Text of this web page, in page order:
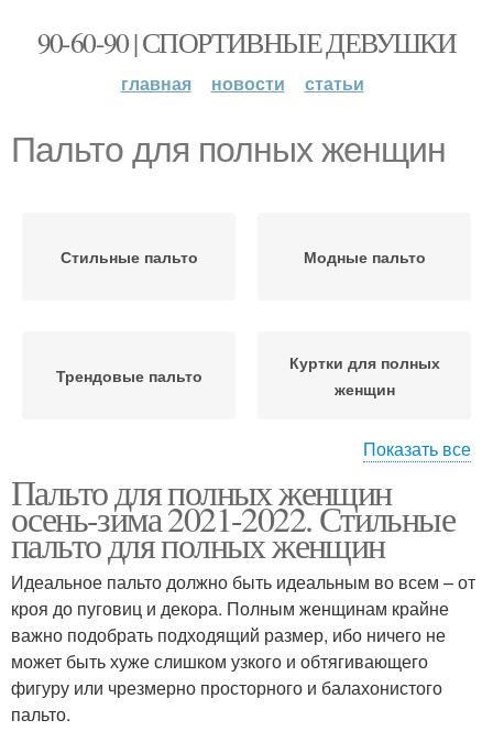
90-60-90 | СПОРТИВНЫЕ ДЕВУШКИ
главная новости статьи
Пальто для полных женщин
Стильные пальто Модные пальто
Трендовые пальто
Куртки для полных
женщин
девушек
Женщины на весну
Мода для полных
женщин
Женщины на осень-
зиму
Жилеты для полных
Показать все
Пальто для полных женщин
осень-зима 2021-2022. Стильные
пальто для полных женщин
Идеальное пальто должно быть идеальным во всем – от
кроя до пуговиц и декора. Полным женщинам крайне
важно подобрать подходящий размер, ибо ничего не
может быть хуже слишком узкого и обтягивающего
фигуру или чрезмерно просторного и балахонистого
пальто.